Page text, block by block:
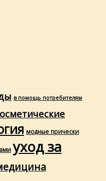
в помощь потребителям
модные прически
уход за